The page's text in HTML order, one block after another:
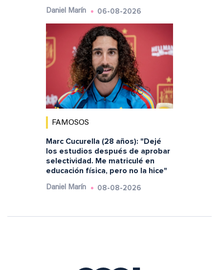
Daniel Marín 06-08-2026
FAMOSOS
Marc Cucurella (28 años): "Dejé
los estudios después de aprobar
selectividad. Me matriculé en
educación física, pero no la hice"
Daniel Marín 08-08-2026